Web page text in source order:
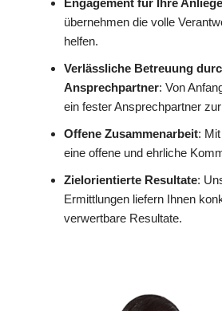
übernehmen die volle
helfen.
Verlässliche Betreuung
Ansprechpartner: Von
ein fester Ansprechpartner
Offene Zusammenarbeit:
eine offene und ehrliche
Zielorientierte Resultate:
Ermittlungen liefern Ihnen
verwertbare Resultate.